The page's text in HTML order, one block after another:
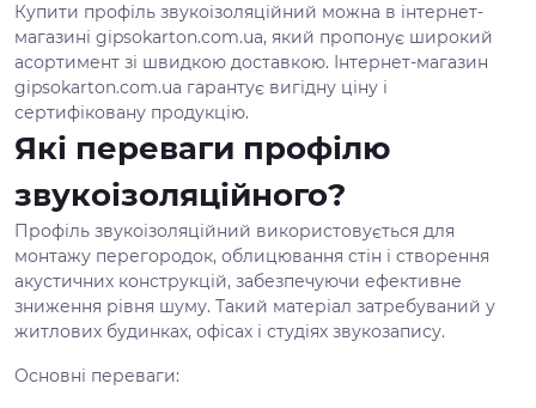
Купити профіль звукоізоляційний можна в інтернет-
магазині gipsokarton.com.ua, який пропонує широкий
асортимент зі швидкою доставкою. Інтернет-магазин
gipsokarton.com.ua гарантує вигідну ціну і
сертифіковану продукцію.
Які переваги профілю
звукоізоляційного?
Профіль звукоізоляційний використовується для
монтажу перегородок, облицювання стін і створення
акустичних конструкцій, забезпечуючи ефективне
зниження рівня шуму. Такий матеріал затребуваний у
житлових будинках, офісах і студіях звукозапису.
Основні переваги: